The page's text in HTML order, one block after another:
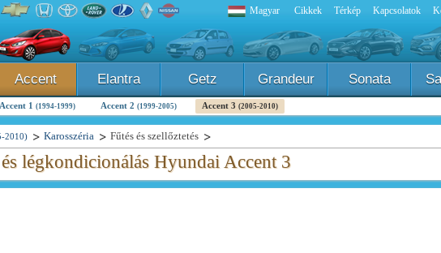
Magyar Cikkek Térkép Kapcsolatok
Accent Elantra Getz Grandeur Sonata
Accent 1 (1994-1999) Accent 2 (1999-2005) Accent 3 (2005-2010)
2010) Karosszéria Fűtés és szellőztetés
légkondicionálás Hyundai Accent 3